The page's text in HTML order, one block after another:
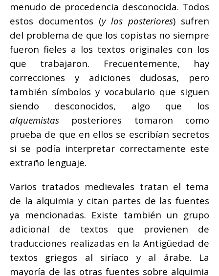
menudo de procedencia desconocida. Todos
estos documentos (y los posteriores) sufren
del problema de que los copistas no siempre
fueron fieles a los textos originales con los
que trabajaron. Frecuentemente, hay
correcciones y adiciones dudosas, pero
también símbolos y vocabulario que siguen
siendo desconocidos, algo que los
alquemistas posteriores tomaron como
prueba de que en ellos se escribían secretos
si se podía interpretar correctamente este
extraño lenguaje.
Varios tratados medievales tratan el tema
de la alquimia y citan partes de las fuentes
ya mencionadas. Existe también un grupo
adicional de textos que provienen de
traducciones realizadas en la Antigüedad de
textos griegos al siríaco y al árabe. La
mayoría de las otras fuentes sobre alquimia